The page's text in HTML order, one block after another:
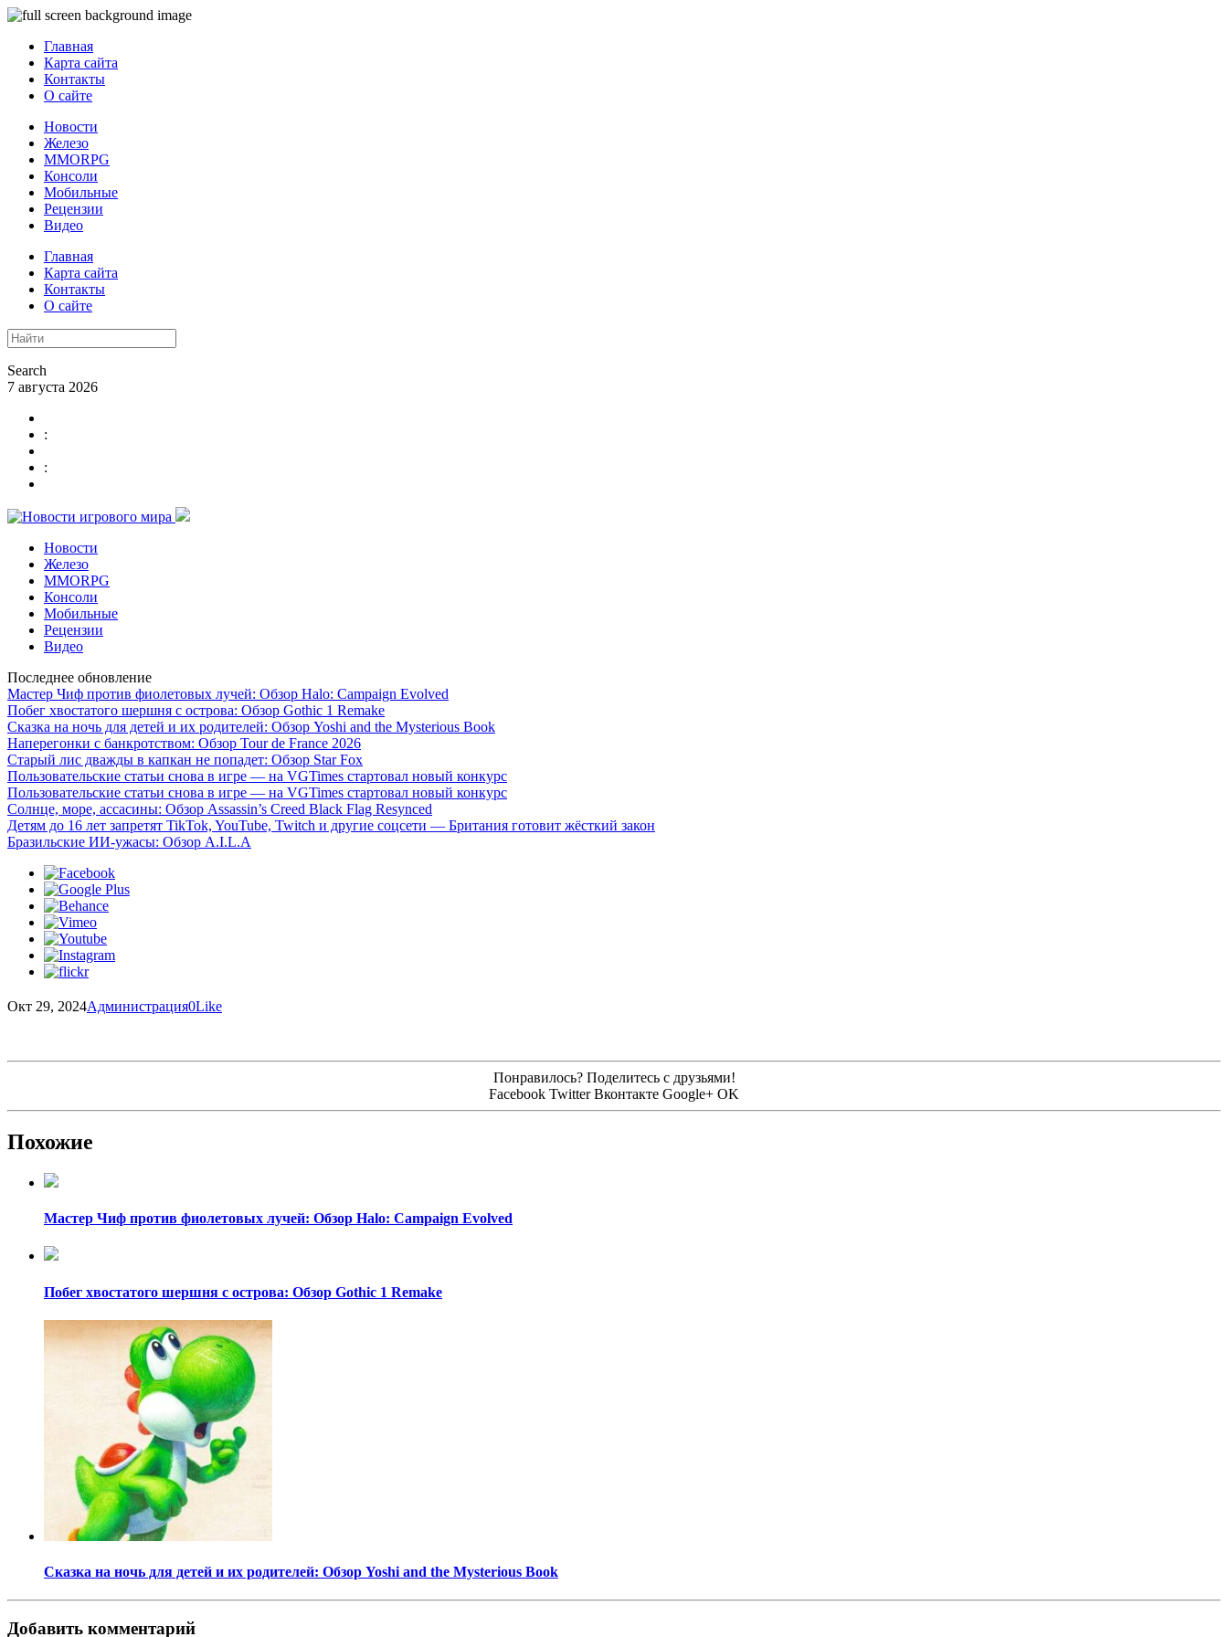
Главная
Карта сайта
Контакты
О сайте
Новости
Железо
MMORPG
Консоли
Мобильные
Рецензии
Видео
Главная
Карта сайта
Контакты
О сайте
Search
7 августа 2026
:
:
Новости
Железо
MMORPG
Консоли
Мобильные
Рецензии
Видео
Последнее обновление
Мастер Чиф против фиолетовых лучей: Обзор Halo: Campaign Evolved
Побег хвостатого шершня с острова: Обзор Gothic 1 Remake
Сказка на ночь для детей и их родителей: Обзор Yoshi and the Mysterious Book
Наперегонки с банкротством: Обзор Tour de France 2026
Старый лис дважды в капкан не попадет: Обзор Star Fox
Пользовательские статьи снова в игре — на VGTimes стартовал новый конкурс
Пользовательские статьи снова в игре — на VGTimes стартовал новый конкурс
Солнце, море, ассасины: Обзор Assassin’s Creed Black Flag Resynced
Детям до 16 лет запретят TikTok, YouTube, Twitch и другие соцсети — Британия готовит жёсткий закон
Бразильские ИИ-ужасы: Обзор A.I.L.A
Окт 29, 2024Администрация0Like
Понравилось? Поделитесь с друзьями!
Facebook Twitter Вконтакте Google+ OK
Похожие
Мастер Чиф против фиолетовых лучей: Обзор Halo: Campaign Evolved
Побег хвостатого шершня с острова: Обзор Gothic 1 Remake
Сказка на ночь для детей и их родителей: Обзор Yoshi and the Mysterious Book
Добавить комментарий